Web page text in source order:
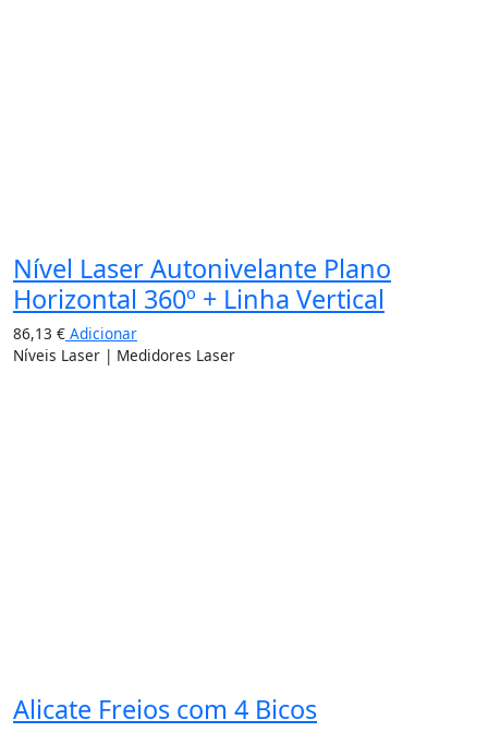
Nível Laser Autonivelante Plano
Horizontal 360º + Linha Vertical
86,13 € Adicionar
Níveis Laser | Medidores Laser
Alicate Freios com 4 Bicos